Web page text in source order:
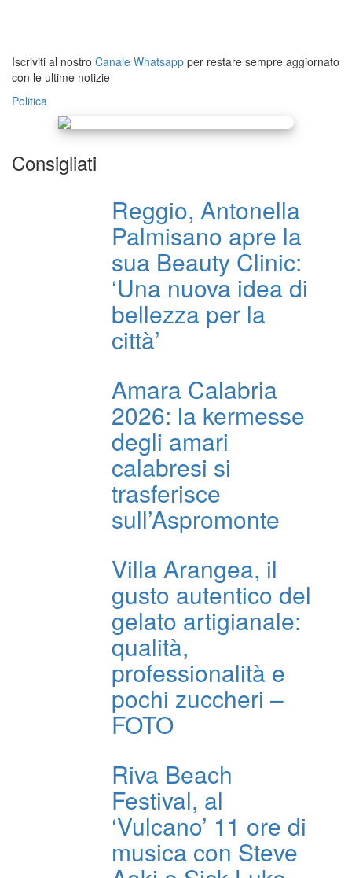
Iscriviti al nostro Canale Whatsapp per restare sempre aggiornato
con le ultime notizie
Politica
Consigliati
Reggio, Antonella
Palmisano apre la
sua Beauty Clinic:
‘Una nuova idea di
bellezza per la
città’
Amara Calabria
2026: la kermesse
degli amari
calabresi si
trasferisce
sull’Aspromonte
Villa Arangea, il
gusto autentico del
gelato artigianale:
qualità,
professionalità e
pochi zuccheri –
FOTO
Riva Beach
Festival, al
‘Vulcano’ 11 ore di
musica con Steve